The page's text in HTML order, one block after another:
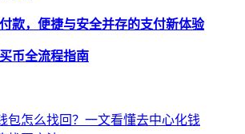
款，便捷与安全并存的支付新体验
币全流程指南